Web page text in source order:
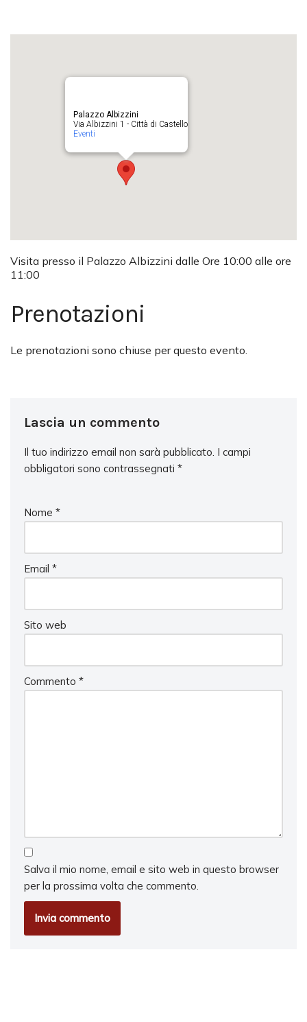
Palazzo Albizzini
Via Albizzini 1 - Città di Castello
Eventi
Visita presso il Palazzo Albizzini dalle Ore 10:00 alle ore
11:00
Prenotazioni
Le prenotazioni sono chiuse per questo evento.
Lascia un commento
Il tuo indirizzo email non sarà pubblicato. I campi
obbligatori sono contrassegnati *
Nome *
Email *
Sito web
Commento *
Salva il mio nome, email e sito web in questo browser
per la prossima volta che commento.